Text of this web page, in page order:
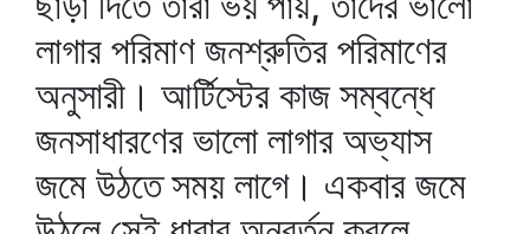
লাগার পরিমাণ জনশ্রুতির পরিমাণের
অনুসারী। আর্টিস্টের কাজ সম্বন্ধে
জনসাধারণের ভালো লাগার অভ্যাস
জমে উঠতে সময় লাগে। একবার জমে